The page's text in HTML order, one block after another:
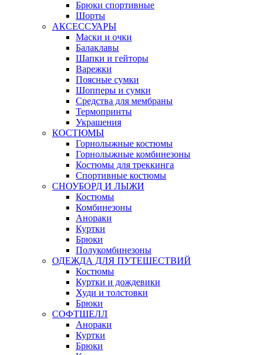
Брюки спортивные
Шорты
АКСЕССУАРЫ
Маски и очки
Балаклавы
Шапки и гейторы
Варежки
Поясные сумки
Шопперы и сумки
Средства для мембраны
Термопринты
Украшения
КОСТЮМЫ
Горнолыжные костюмы
Горнолыжные комбинезоны
Костюмы для треккинга
Спортивные костюмы
СНОУБОРД И ЛЫЖИ
Костюмы
Комбинезоны
Анораки
Куртки
Брюки
Полукомбинезоны
ОДЕЖДА ДЛЯ ПУТЕШЕСТВИЙ
Костюмы
Куртки и дождевики
Худи и толстовки
Брюки
СОФТШЕЛЛ
Анораки
Куртки
Брюки